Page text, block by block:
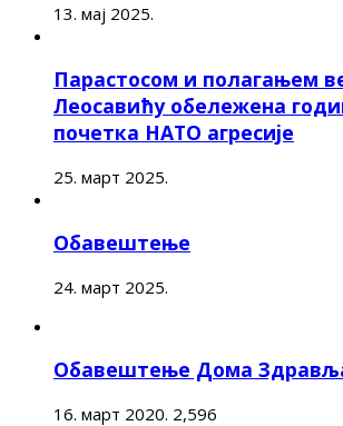
13. мај 2025.
Парастосом и полагањем
Леосавићу обележена
почетка НАТО агресије
25. март 2025.
Обавештење
24. март 2025.
Обавештење Дома
16. март 2020. 2,596